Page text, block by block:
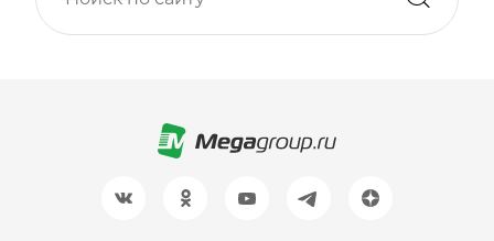
+7 (961) 999-93-93